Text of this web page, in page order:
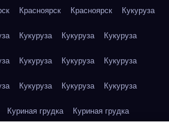
Красноярск Красноярск Кукуруза
Кукуруза Кукуруза Кукуруза
Кукуруза Кукуруза Кукуруза
Кукуруза Кукуруза Кукуруза
Куриная грудка Куриная грудка